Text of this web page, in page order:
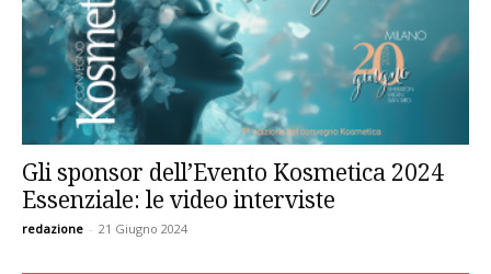
Gli sponsor dell’Evento Kosmetica 2024
Essenziale: le video interviste
redazione - 21 Giugno 2024